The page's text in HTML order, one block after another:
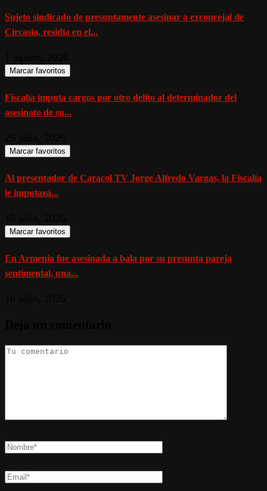
Sujeto sindicado de presuntamente asesinar a exconcejal de
Circasia, residía en el...
Marcar favoritos
Fiscalía imputa cargos por otro delito al determinador del
asesinato de su...
Marcar favoritos
Al presentador de Caracol TV Jorge Alfredo Vargas, la Fiscalía
le imputará...
Marcar favoritos
En Armenia fue asesinada a bala por su presunta pareja
sentimental, una...